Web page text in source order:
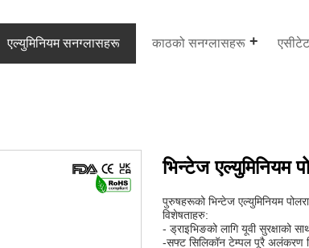
एल्युमिनियम सनग्लासहरू काठको सनग्लासहरू
भिन्टेज एल्युमिनियम
पुरुषहरूको भिन्टेज एल्युमिनियम
विशेषताहरु:
- ड्राइभिङको लागि यूवी सुरक्षाको
-सफ्ट सिलिकॉन टेम्पल पूरै अलंकरण